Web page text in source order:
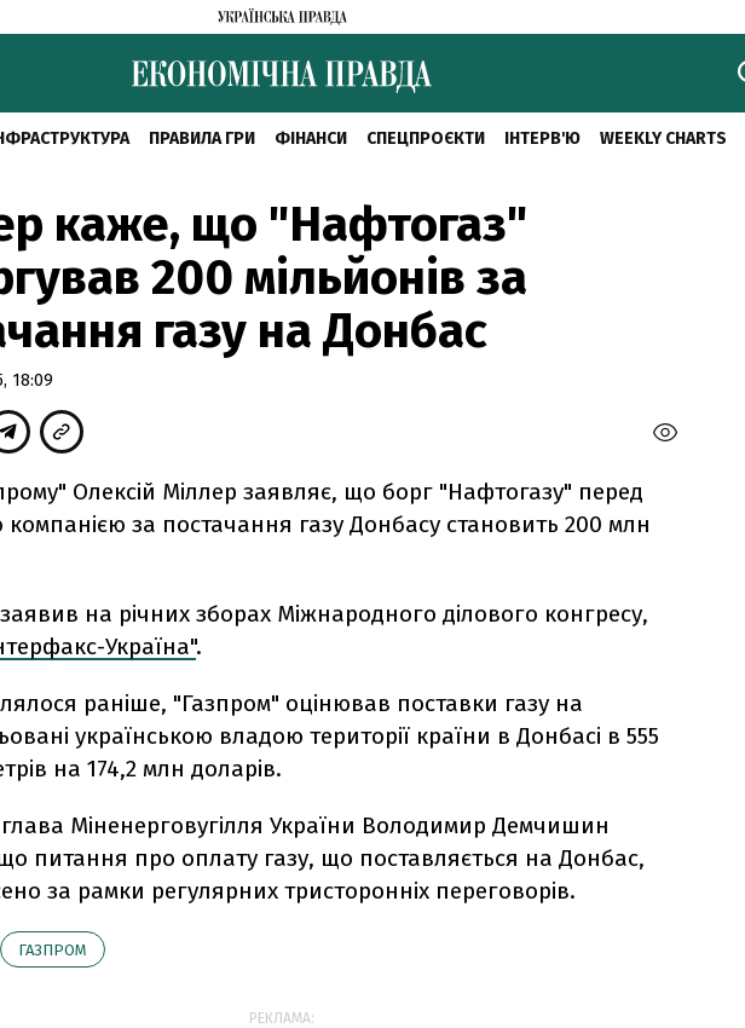
ПРАВИЛА ГРИ ФІНАНСИ СПЕЦПРОЄКТИ ІНТЕРВ'Ю WEEKLY CHARTS
каже, що "Нафтогаз"
200 мільйонів за
газу на Донбас
18:09
Олексій Міллер заявляє, що борг "Нафтогазу" перед
компанією за постачання газу Донбасу становить 200 млн
на річних зборах Міжнародного ділового конгресу,
Україна".
раніше, "Газпром" оцінював поставки газу на
українською владою території країни в Донбасі в 555
на 174,2 млн доларів.
Міненерговугілля України Володимир Демчишин
питання про оплату газу, що поставляється на Донбас,
за рамки регулярних тристоронніх переговорів.
ГАЗПРОМ
РЕКЛАМА: